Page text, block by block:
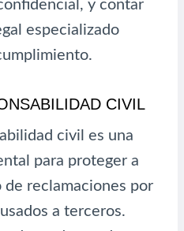
y contar
especializado
CIVIL
civil es una
para proteger a
de reclamaciones por
a terceros.